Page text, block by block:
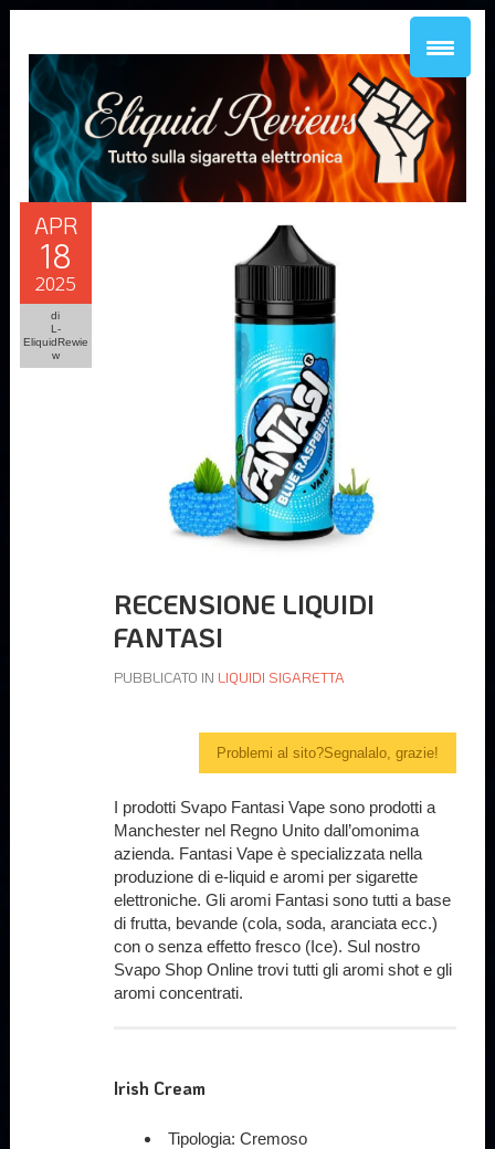
APR
18
2025
di
L-
EliquidRewie
w
RECENSIONE LIQUIDI
FANTASI
PUBBLICATO IN LIQUIDI SIGARETTA
Problemi al sito?Segnalalo, grazie!
I prodotti Svapo Fantasi Vape sono prodotti a
Manchester nel Regno Unito dall’omonima
azienda. Fantasi Vape è specializzata nella
produzione di e-liquid e aromi per sigarette
elettroniche. Gli aromi Fantasi sono tutti a base
di frutta, bevande (cola, soda, aranciata ecc.)
con o senza effetto fresco (Ice). Sul nostro
Svapo Shop Online trovi tutti gli aromi shot e gli
aromi concentrati.
Irish Cream
Tipologia: Cremoso